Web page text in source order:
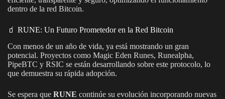
dentro de la red Bitcoin.
🧃 RUNE: Un Futuro Prometedor en la Red Bitcoin
Con menos de un año de vida, ya está mostrando un gran
potencial. Proyectos como Magic Eden Runes, Runealpha,
PipeBTC y RSIC se están desarrollando sobre este protocolo, lo
que demuestra su rápida adopción.
Se espera que RUNE continúe su evolución incorporando nuevas